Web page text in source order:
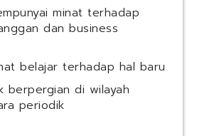
minat terhadap
dan business
belajar terhadap hal baru
berpergian di wilayah
periodik